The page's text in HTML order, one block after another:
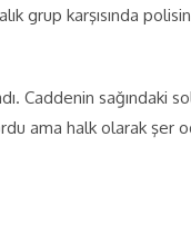
grup karşısında
sağındaki
ama halk olarak şer